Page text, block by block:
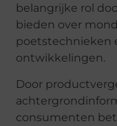
belangrijke rol
bieden over
poetstechnieken
ontwikkelingen.
Door
consumenten